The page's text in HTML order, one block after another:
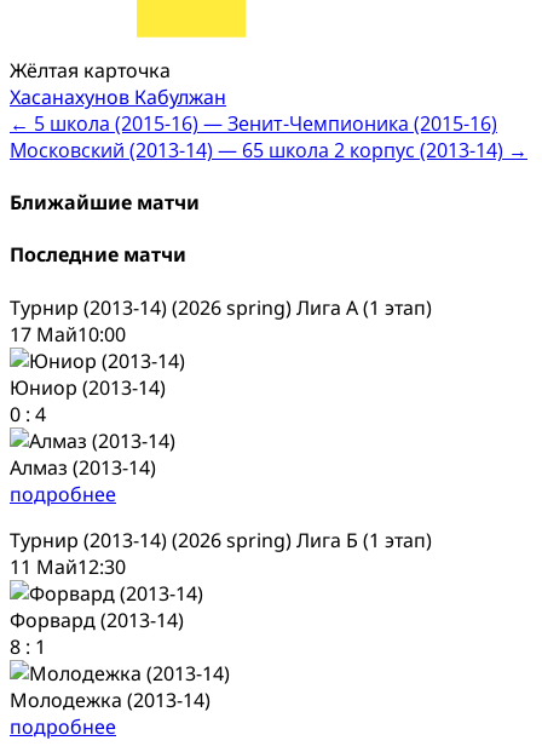
Жёлтая карточка
Хасанахунов Кабулжан
Post
navigation
← 5 школа (2015-16) — Зенит-Чемпионика (2015-16)
Московский (2013-14) — 65 школа 2 корпус (2013-14) →
Ближайшие матчи
Последние матчи
Турнир (2013-14) (2026 spring) Лига А (1 этап)
17 Май10:00
Юниор (2013-14)
0 : 4
Алмаз (2013-14)
подробнее
Турнир (2013-14) (2026 spring) Лига Б (1 этап)
11 Май12:30
Форвард (2013-14)
8 : 1
Молодежка (2013-14)
подробнее